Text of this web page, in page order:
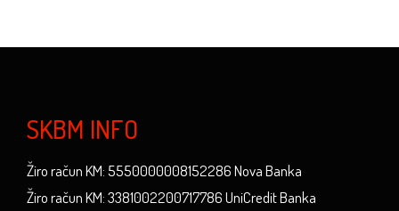
SKBM INFO
Žiro račun KM: 5550000008152286 Nova Banka
Žiro račun KM: 3381002200717786 UniCredit Banka